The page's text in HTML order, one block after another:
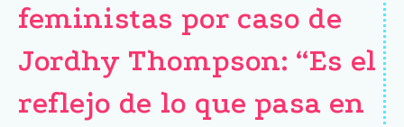
feministas por caso de
Jordhy Thompson: “Es el
reflejo de lo que pasa en